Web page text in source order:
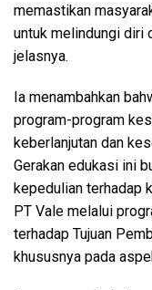
memastikan
untuk melindungi diri
jelasnya.
Ia menambahkan
program-program
keberlanjutan dan
Gerakan edukasi ini
kepedulian terhadap
PT Vale melalui
terhadap Tujuan
khususnya pada